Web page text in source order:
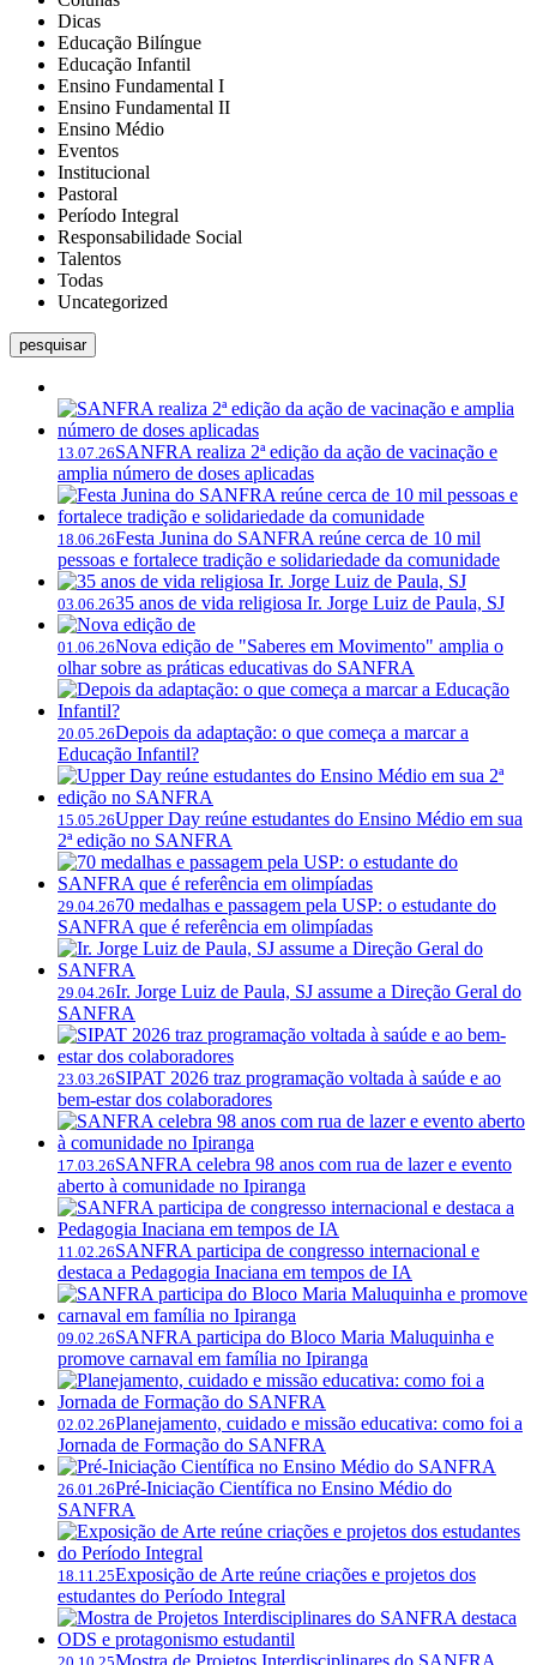
Dicas
Educação Bilíngue
Educação Infantil
Ensino Fundamental I
Ensino Fundamental II
Ensino Médio
Eventos
Institucional
Pastoral
Período Integral
Responsabilidade Social
Talentos
Todas
Uncategorized
pesquisar
13.07.26SANFRA realiza 2ª edição da ação de vacinação e
amplia número de doses aplicadas
18.06.26Festa Junina do SANFRA reúne cerca de 10 mil
pessoas e fortalece tradição e solidariedade da comunidade
03.06.2635 anos de vida religiosa Ir. Jorge Luiz de Paula, SJ
01.06.26Nova edição de "Saberes em Movimento" amplia o
olhar sobre as práticas educativas do SANFRA
20.05.26Depois da adaptação: o que começa a marcar a
Educação Infantil?
15.05.26Upper Day reúne estudantes do Ensino Médio em sua
2ª edição no SANFRA
29.04.2670 medalhas e passagem pela USP: o estudante do
SANFRA que é referência em olimpíadas
29.04.26Ir. Jorge Luiz de Paula, SJ assume a Direção Geral do
SANFRA
23.03.26SIPAT 2026 traz programação voltada à saúde e ao
bem-estar dos colaboradores
17.03.26SANFRA celebra 98 anos com rua de lazer e evento
aberto à comunidade no Ipiranga
11.02.26SANFRA participa de congresso internacional e
destaca a Pedagogia Inaciana em tempos de IA
09.02.26SANFRA participa do Bloco Maria Maluquinha e
promove carnaval em família no Ipiranga
02.02.26Planejamento, cuidado e missão educativa: como foi a
Jornada de Formação do SANFRA
26.01.26Pré-Iniciação Científica no Ensino Médio do
SANFRA
18.11.25Exposição de Arte reúne criações e projetos dos
estudantes do Período Integral
Mostra de Projetos Interdisciplinares do SANFRA